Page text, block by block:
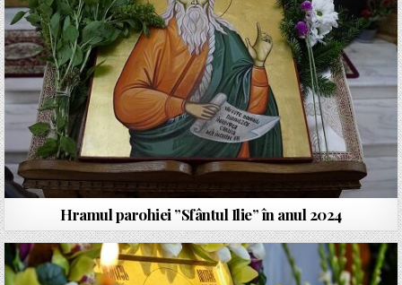
Hramul parohiei ”Sfântul Ilie” în anul 2024